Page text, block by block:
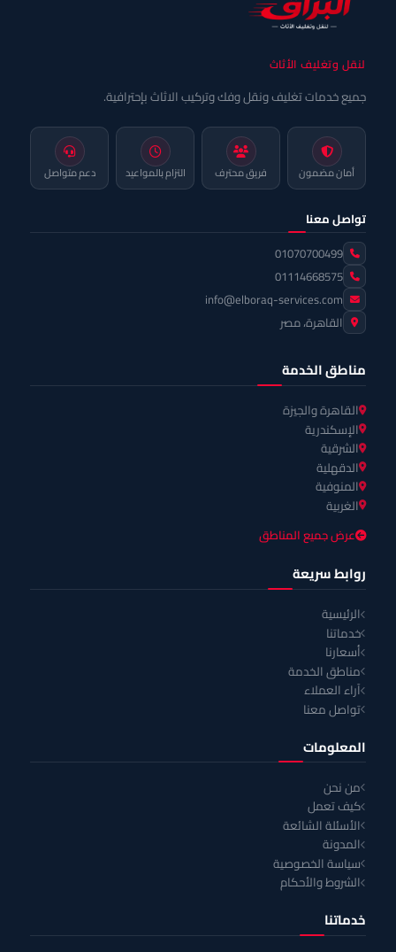
لنقل وتغليف الأثاث
جميع خدمات تغليف ونقل وفك وتركيب الاثاث بإحترافية.
أمان مضمون فريق محترف التزام بالمواعيد دعم متواصل
تواصل معنا
01070700499
01114668575
info@elboraq-services.com
القاهرة، مصر
مناطق الخدمة
القاهرة والجيزة
الإسكندرية
الشرقية
الدقهلية
المنوفية
الغربية
عرض جميع المناطق
روابط سريعة
الرئيسية
خدماتنا
أسعارنا
مناطق الخدمة
آراء العملاء
تواصل معنا
المعلومات
من نحن
كيف تعمل
الأسئلة الشائعة
المدونة
سياسة الخصوصية
الشروط والأحكام
خدماتنا